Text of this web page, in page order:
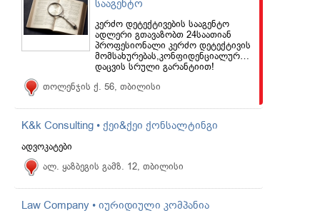
სააგენტო
კერძო დეტექტივების სააგენტო
ადლერი გთავაზობთ 24საათიან
პროფესიონალი კერძო დეტექტივის
მომსახურებას,კონფიდენციალურობის
დაცვის სრული გარანტიით!
თოლენჯის ქ. 56, თბილისი
K&k Consulting • ქეი&ქეი ქონსალტინგი
ადვოკატები
ალ. ყაზბეგის გამზ. 12, თბილისი
Law Company • იურიდიული კომპანია